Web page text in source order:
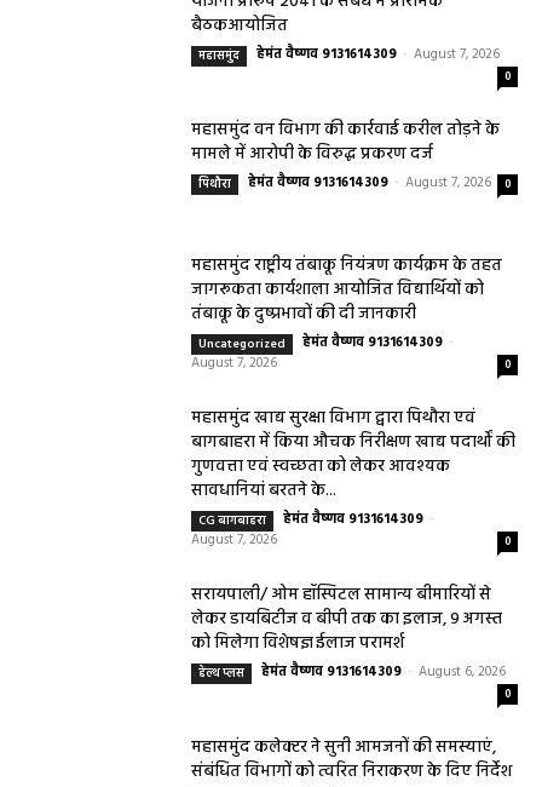
बैठकआयोजित
महासमुंद हेमंत वैष्णव 9131614309 - August 7, 2026
0
महासमुंद वन विभाग की कार्रवाई करील तोड़ने के
मामले में आरोपी के विरुद्ध प्रकरण दर्ज
पिथौरा हेमंत वैष्णव 9131614309 - August 7, 2026 0
महासमुंद राष्ट्रीय तंबाकू नियंत्रण कार्यक्रम के तहत
जागरूकता कार्यशाला आयोजित विद्यार्थियों को
तंबाकू के दुष्प्रभावों की दी जानकारी
Uncategorized हेमंत वैष्णव 9131614309 -
August 7, 2026
0
महासमुंद खाद्य सुरक्षा विभाग द्वारा पिथौरा एवं
बागबाहरा में किया औचक निरीक्षण खाद्य पदार्थों की
गुणवत्ता एवं स्वच्छता को लेकर आवश्यक
सावधानियां बरतने के...
CG बागबाहरा हेमंत वैष्णव 9131614309 -
August 7, 2026
0
सरायपाली/ ओम हॉस्पिटल सामान्य बीमारियों से
लेकर डायबिटीज व बीपी तक का इलाज, 9 अगस्त
को मिलेगा विशेषज्ञ ईलाज परामर्श
हेल्थ प्लस हेमंत वैष्णव 9131614309 - August 6, 2026
0
महासमुंद कलेक्टर ने सुनी आमजनों की समस्याएं,
संबंधित विभागों को त्वरित निराकरण के दिए निर्देश